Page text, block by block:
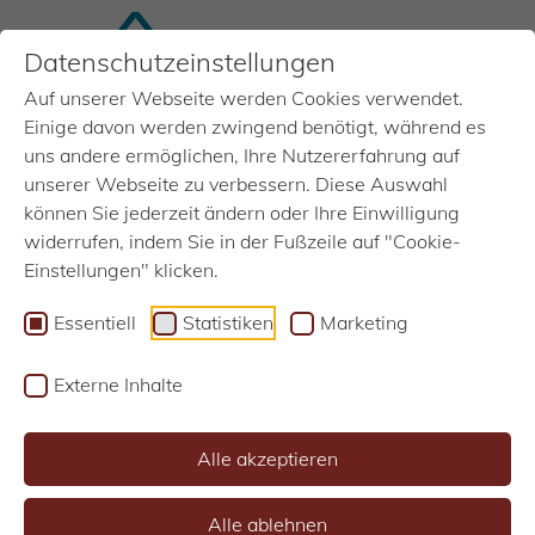
Datenschutzeinstellungen
Auf unserer Webseite werden Cookies verwendet.
Einige davon werden zwingend benötigt, während es
uns andere ermöglichen, Ihre Nutzererfahrung auf
unserer Webseite zu verbessern. Diese Auswahl
können Sie jederzeit ändern oder Ihre Einwilligung
widerrufen, indem Sie in der Fußzeile auf "Cookie-
Einstellungen" klicken.
Essentiell Statistiken Marketing
Externe Inhalte
Alle akzeptieren
Alle ablehnen
ZIMMERER*IN
Montage Holzbau